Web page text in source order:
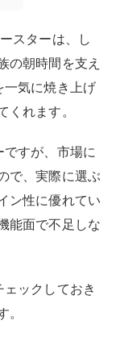
スターは、し
の朝時間を支え
一気に焼き上げ
れます。
すが、市場に
で、実際に選ぶ
ン性に優れてい
能面で不足しな
ックしておき